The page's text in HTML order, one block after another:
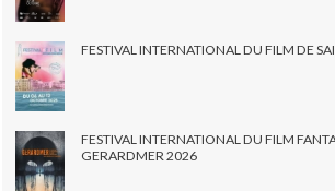
FESTIVAL INTERNATIONAL DU FILM DE
FESTIVAL INTERNATIONAL DU FILM
GERARDMER 2026